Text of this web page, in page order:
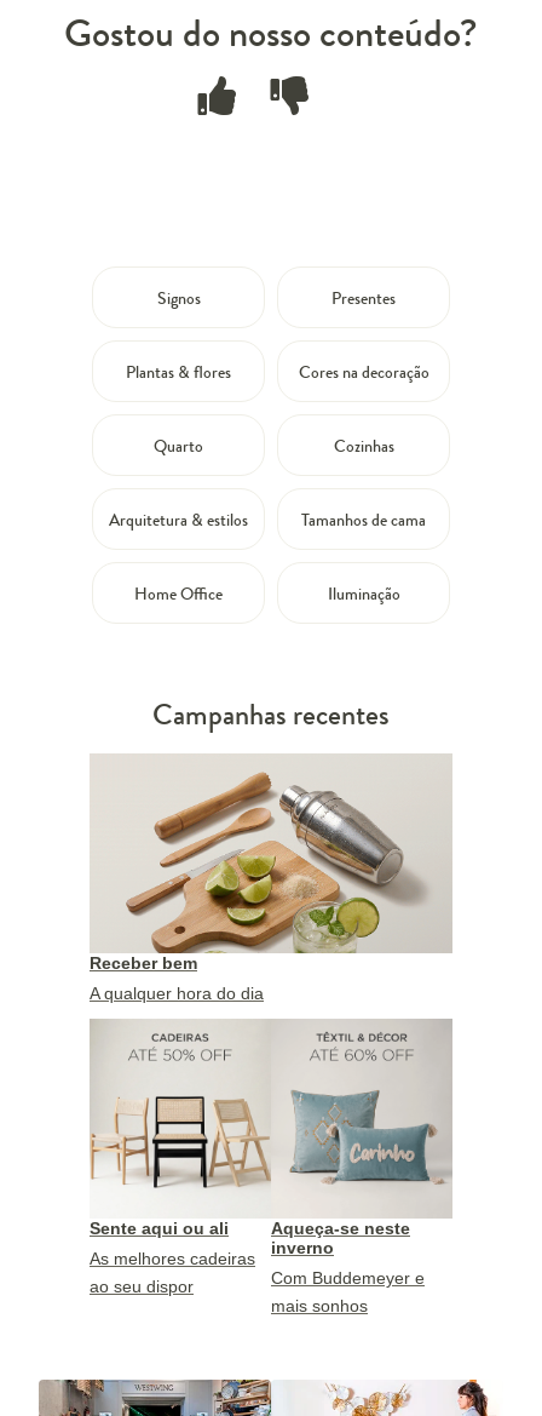
Gostou do nosso conteúdo?
Signos Presentes
Plantas & flores Cores na decoração
Quarto Cozinhas
Arquitetura & estilos Tamanhos de cama
Home Office Iluminação
Campanhas recentes
Receber bem
A qualquer hora do dia
Sente aqui ou ali
As melhores cadeiras
ao seu dispor
Aqueça-se neste
inverno
Com Buddemeyer e
mais sonhos